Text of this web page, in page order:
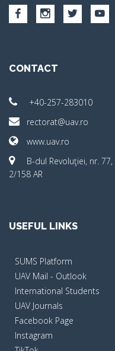
CONTACT
+40-257-283010
rectorat@uav.ro
www.uav.ro
B-dul Revoluţiei, nr.
2/158 AR
USEFUL LINKS
SUMS Platform
UAV Mail - Outlook
International Students
UAV Journals
Facebook Page
Instagram